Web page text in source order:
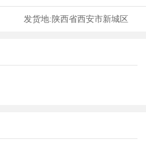
发货地:陕西省西安市新城区